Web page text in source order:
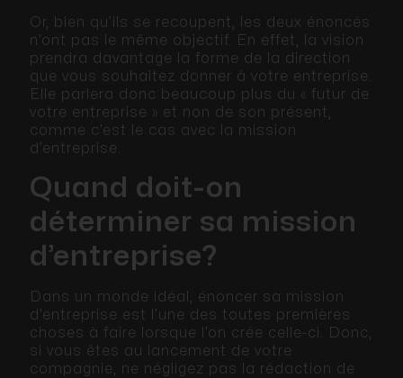
Or, bien qu’ils se recoupent, les deux énoncés
n’ont pas le même objectif. En effet, la vision
prendra davantage la forme de la direction
que vous souhaitez donner à votre entreprise.
Elle parlera donc beaucoup plus du « futur de
votre entreprise » et non de son présent,
comme c’est le cas avec la mission
d’entreprise.
Quand doit-on
déterminer sa mission
d’entreprise?
Dans un monde idéal, énoncer sa mission
d’entreprise est l’une des toutes premières
choses à faire lorsque l’on crée celle-ci. Donc,
si vous êtes au lancement de votre
compagnie, ne négligez pas la rédaction de